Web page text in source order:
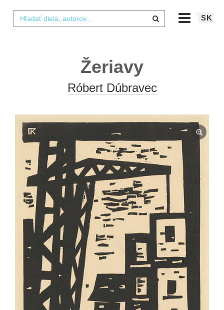
SK
Žeriavy
Róbert Dúbravec